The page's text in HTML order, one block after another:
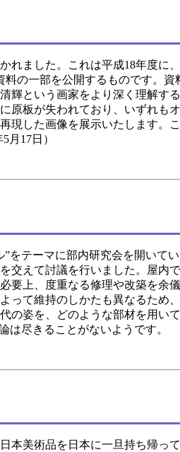
れました。これは平成18年度に
の一部を公開するものです。資
輝という画家をより深く理解す
原板が失われており、いずれも
した画像を展示いたします。
月17日）
テーマに部内研究会を開いてい
交えて討議を行いました。屋内
要上、度重なる修理や改築を余
って維持のしかたも異なるため
の姿を、どのような部材を用い
尽きることがないようです。
美術品を日本に一旦持ち帰っ